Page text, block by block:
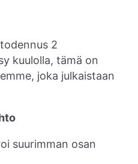
2
kuulolla, tämä on
joka julkaistaan
suurimman osan